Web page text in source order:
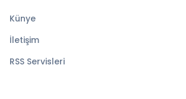
Künye
İletişim
RSS Servisleri